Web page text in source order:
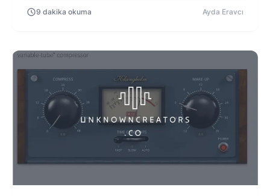
9 dakika okuma Ayda Eravcı